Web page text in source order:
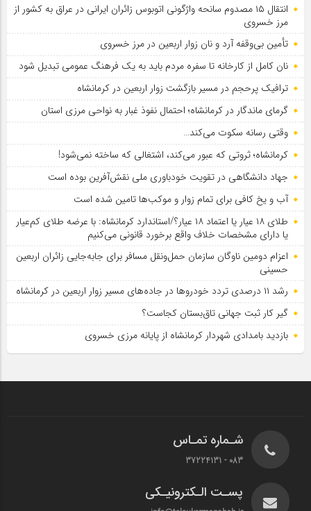
انتقال ۱۵ مصدوم سانحه واژگونی اتوبوس زائران ایرانی در عراق به کشور از
مرز خسروی
تأمین بی‌وقفه آرد و نان زوار اربعین در مرز خسروی
نان کامل از کارخانه تا سفره مردم باید به یک فرهنگ عمومی تبدیل شود
ترافیک پرحجم در مسیر بازگشت زوار اربعین در کرمانشاه
گرمای ماندگار در کرمانشاه؛ احتمال نفوذ غبار به نواحی مرزی استان
وقتی رسانه سکوت می‌کند…
کرمانشاه؛ ثروتی که عبور می‌کند، اشتغالی که ساخته نمی‌شود!
جهاد دانشگاهی در تقویت خودباوری ملی نقش‌آفرین بوده است
آب و یخ کافی برای تمام زوار و موکب‌ها تامین شده است
طلای ۱۸ عیار یا اعتماد ۱۸ عیار؟/استاندارد کرمانشاه: با عرضه طلای کم‌عیار
یا دارای مشخصات خلاف واقع برخورد قانونی می‌کنیم
اعزام دومین ناوگان سازمان حمل‌ونقل مسافر برای جابه‌جایی زائران اربعین
حسینی
رشد ۱۱ درصدی تردد خودروها در جاده‌های مسیر زوار اربعین در کرمانشاه
گیر کار ثبت جهانی تاق‌بستان کجاست؟
بازدید بامدادی شهردار کرمانشاه از پایانه مرزی خسروی
شـماره تمـاس
083 - 37224131
پسـت الـکترونیـکی